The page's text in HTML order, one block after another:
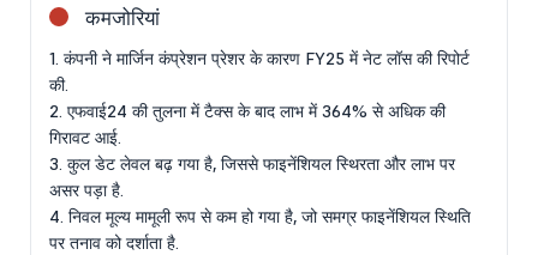
कमजोरियां
1. कंपनी ने मार्जिन कंप्रेशन प्रेशर के कारण FY25 में नेट लॉस की रिपोर्ट
की.
2. एफवाई24 की तुलना में टैक्स के बाद लाभ में 364% से अधिक की
गिरावट आई.
3. कुल डेट लेवल बढ़ गया है, जिससे फाइनेंशियल स्थिरता और लाभ पर
असर पड़ा है.
4. निवल मूल्य मामूली रूप से कम हो गया है, जो समग्र फाइनेंशियल स्थिति
पर तनाव को दर्शाता है.